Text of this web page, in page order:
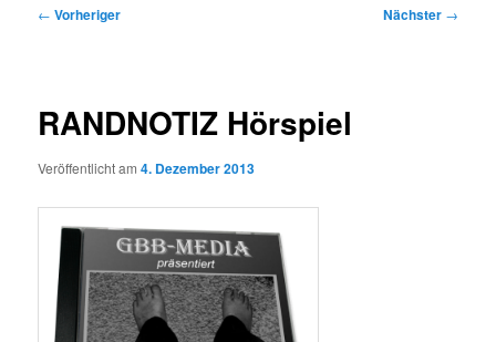
Beitragsnavigation
← Vorheriger Nächster →
RANDNOTIZ Hörspiel
Veröffentlicht am4. Dezember 2013